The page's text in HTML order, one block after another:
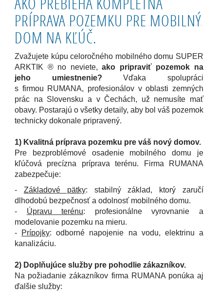
PRÍPRAVA POZEMKU PRE MOBILNÝ
DOM NA KĽÚČ.
Zvažujete kúpu celoročného mobilného domu SUPER
ARKTIK ® no neviete,ako pripraviť pozemok na
jeho umiestnenie? Vďaka spolupráci
s firmou RUMANA, profesionálov v oblasti zemných
prác na Slovensku a v Čechách, už nemusíte mať
obavy. Postarajú o všetky detaily, aby bol váš pozemok
technicky dokonale pripravený.
1) Kvalitná príprava pozemku pre váš nový domov.
Pre bezproblémové osadenie mobilného domu je
kľúčová precízna príprava terénu. Firma RUMANA
zabezpečuje:
- Základové pätky: stabilný základ, ktorý zaručí
dlhodobú bezpečnosť a odolnosť mobilného domu.
- Úpravu terénu: profesionálne vyrovnanie a
modelovanie pozemku na mieru.
-
Prípojky: odborné napojenie na vodu, elektrinu a
kanalizáciu.
2) Doplňujúce služby pre pohodlie zákazníkov.
Na požiadanie zákazníkov firma RUMANA ponúka aj
ďalšie služby: